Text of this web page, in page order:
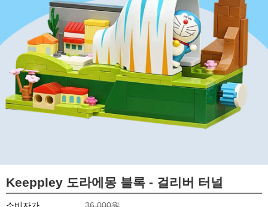
Keeppley 도라에몽 블록 - 걸리버 터널